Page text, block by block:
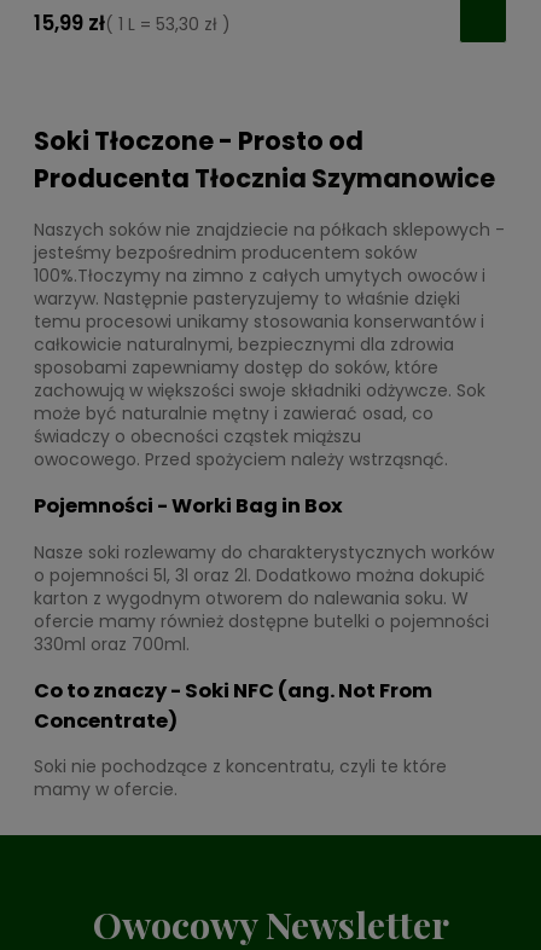
15,99 zł( 1 L = 53,30 zł )
Soki Tłoczone - Prosto od
Producenta Tłocznia Szymanowice
Naszych soków nie znajdziecie na półkach sklepowych -
jesteśmy bezpośrednim producentem soków
100%.Tłoczymy na zimno z całych umytych owoców i
warzyw. Następnie pasteryzujemy to właśnie dzięki
temu procesowi unikamy stosowania konserwantów i
całkowicie naturalnymi, bezpiecznymi dla zdrowia
sposobami zapewniamy dostęp do soków, które
zachowują w większości swoje składniki odżywcze. Sok
może być naturalnie mętny i zawierać osad, co
świadczy o obecności cząstek miąższu
owocowego. Przed spożyciem należy wstrząsnąć.
Pojemności - Worki Bag in Box
Nasze soki rozlewamy do charakterystycznych worków
o pojemności 5l, 3l oraz 2l. Dodatkowo można dokupić
karton z wygodnym otworem do nalewania soku. W
ofercie mamy również dostępne butelki o pojemności
330ml oraz 700ml.
Co to znaczy - Soki NFC (ang. Not From
Concentrate)
Soki nie pochodzące z koncentratu, czyli te które
mamy w ofercie.
Owocowy Newsletter